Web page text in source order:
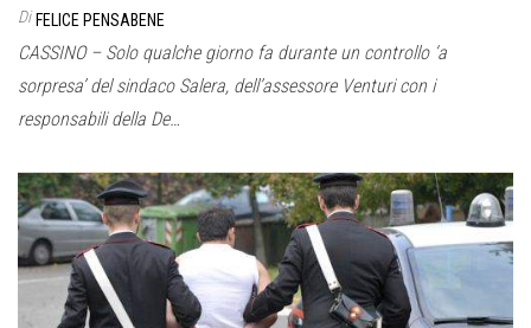
Di FELICE PENSABENE
CASSINO – Solo qualche giorno fa durante un controllo ‘a
sorpresa’ del sindaco Salera, dell’assessore Venturi con i
responsabili della De…